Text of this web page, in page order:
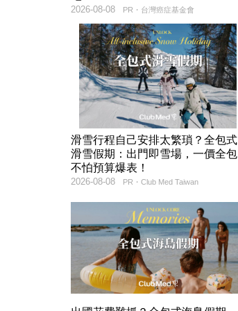
PR・台灣癌症基金會
2026-08-08
滑雪行程自己安排太繁瑣？全包式
滑雪假期：出門即雪場，一價全包
不怕預算爆表！
PR・Club Med Taiwan
2026-08-08